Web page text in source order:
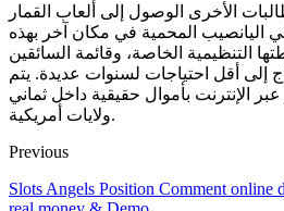
الأخرى الوصول إلى ألعاب القمار
المحمية في مكان آخر بهذه
التنظيمية الخاصة، وقائمة السائقين
إلى أقل احتياجات لسنوات عديدة. يتم
الإنترنت بأموال حقيقية داخل ثماني
ولايات أمريكية.
Previous
Slots Angels Position Comment online